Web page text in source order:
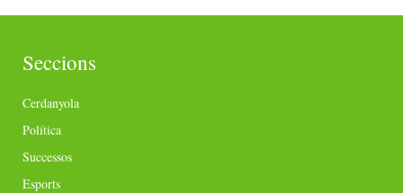
Seccions
Cerdanyola
Política
Successos
Esports